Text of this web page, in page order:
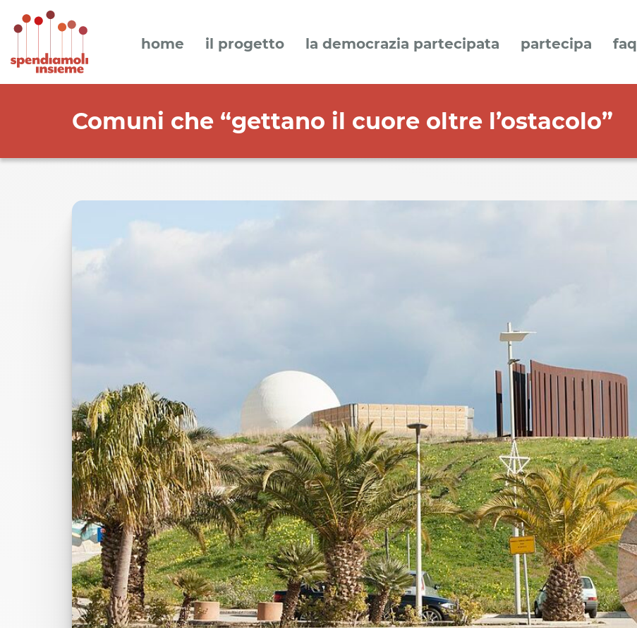
home il progetto la democrazia partecipata partecipa faq
Comuni che “gettano il cuore oltre l’ostacolo”